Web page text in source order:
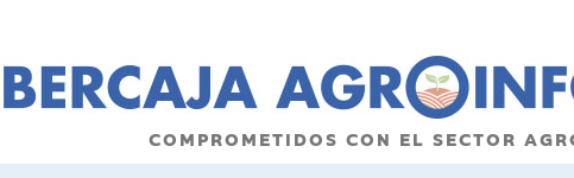
COMPROMETIDOS CON EL SECTOR